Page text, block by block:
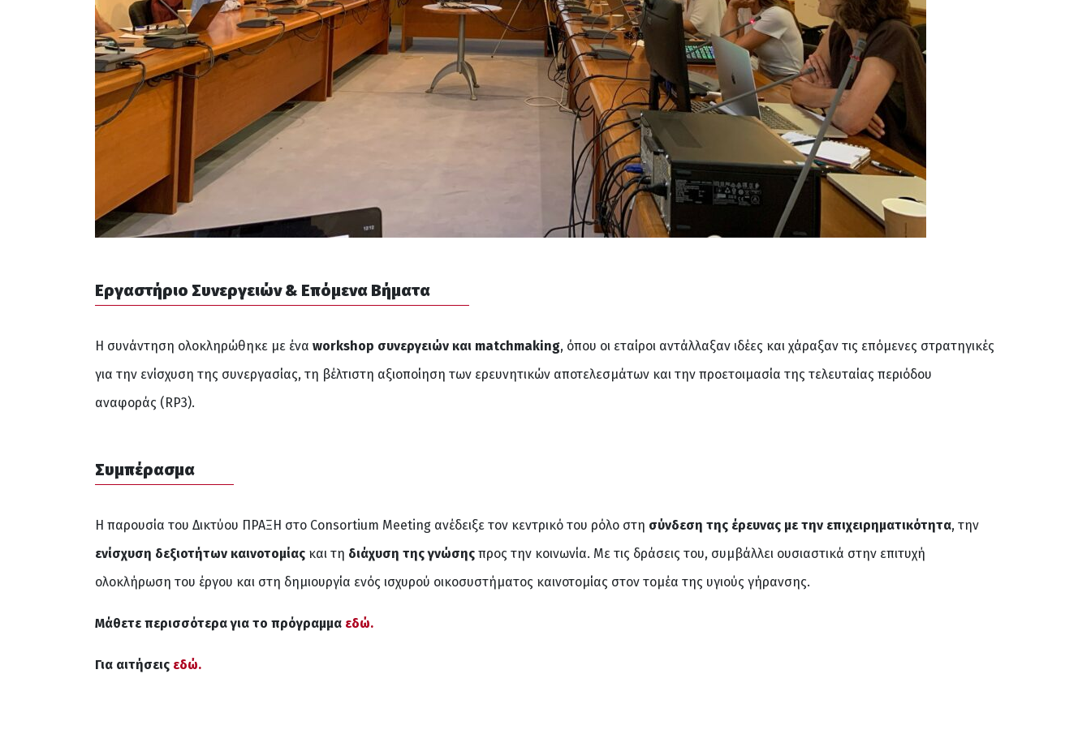
Εργαστήριο Συνεργειών & Επόμενα Βήματα
Η συνάντηση ολοκληρώθηκε με ένα workshop συνεργειών και matchmaking, όπου οι εταίροι αντάλλαξαν ιδέες και χάραξαν τις επόμενες στρατηγικές
για την ενίσχυση της συνεργασίας, τη βέλτιστη αξιοποίηση των ερευνητικών αποτελεσμάτων και την προετοιμασία της τελευταίας περιόδου
αναφοράς (RP3).
Συμπέρασμα
Η παρουσία του Δικτύου ΠΡΑΞΗ στο Consortium Meeting ανέδειξε τον κεντρικό του ρόλο στη σύνδεση της έρευνας με την επιχειρηματικότητα, την
ενίσχυση δεξιοτήτων καινοτομίας και τη διάχυση της γνώσης προς την κοινωνία. Με τις δράσεις του, συμβάλλει ουσιαστικά στην επιτυχή
ολοκλήρωση του έργου και στη δημιουργία ενός ισχυρού οικοσυστήματος καινοτομίας στον τομέα της υγιούς γήρανσης.
Μάθετε περισσότερα για το πρόγραμμα εδώ.
Για αιτήσεις εδώ.